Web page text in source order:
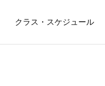
クラス・スケジュール